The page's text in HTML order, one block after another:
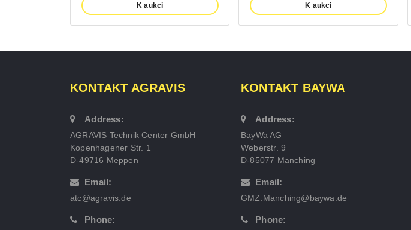
K aukci K aukci
KONTAKT AGRAVIS
Address:
AGRAVIS Technik Center GmbH
Kopenhagener Str. 1
D-49716 Meppen
Email:
atc@agravis.de
Phone:
KONTAKT BAYWA
Address:
BayWa AG
Weberstr. 9
D-85077 Manching
Email:
GMZ.Manching@baywa.de
Phone: